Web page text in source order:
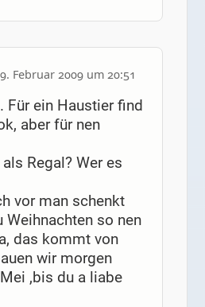
9. Februar 2009 um 20:51
Für ein Haustier find
aber für nen
Regal? Wer es
vor man schenkt
Weihnachten so nen
das kommt von
wir morgen
,bis du a liabe